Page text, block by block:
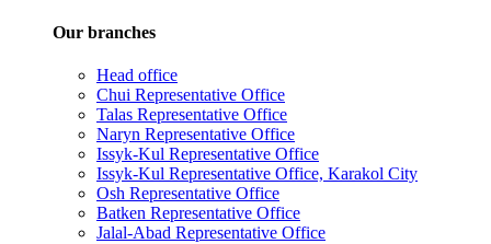
Our branches
Head office
Chui Representative Office
Talas Representative Office
Naryn Representative Office
Issyk-Kul Representative Office
Issyk-Kul Representative Office, Karakol City
Osh Representative Office
Batken Representative Office
Jalal-Abad Representative Office